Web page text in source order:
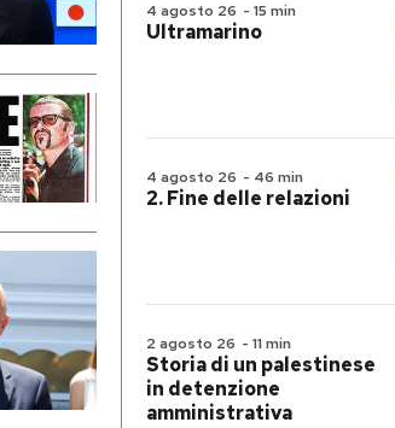
4 agosto 26 - 15 min
Ultramarino
4 agosto 26 - 46 min
2. Fine delle relazioni
2 agosto 26 - 11 min
Storia di un palestinese
in detenzione
amministrativa